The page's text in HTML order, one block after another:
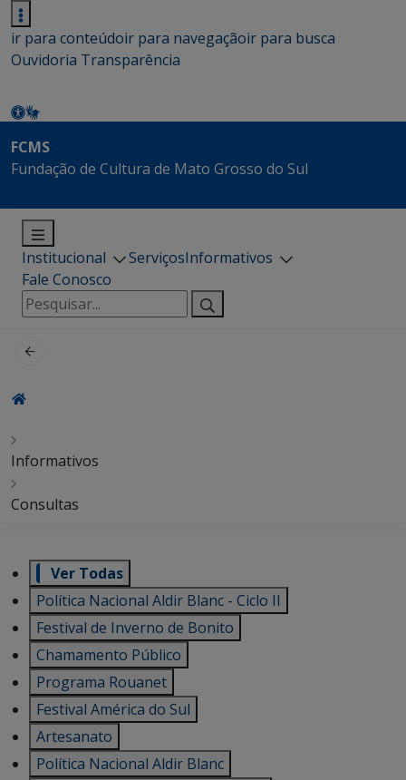
ir para conteúdoir para navegaçãoir para busca
Ouvidoria Transparência
FCMS
Fundação de Cultura de Mato Grosso do Sul
Institucional ServiçosInformativos
Fale Conosco
Pesquisar
por:
Informativos
Consultas
Ver Todas
Política Nacional Aldir Blanc - Ciclo II
Festival de Inverno de Bonito
Chamamento Público
Programa Rouanet
Festival América do Sul
Artesanato
Política Nacional Aldir Blanc